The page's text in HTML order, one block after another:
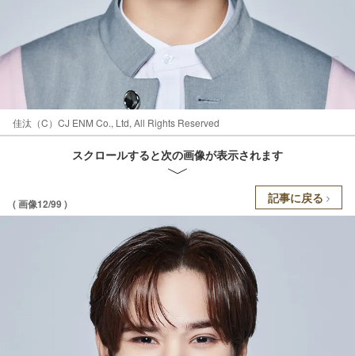
佳汰（C）CJ ENM Co., Ltd, All Rights Reserved
スクロールすると次の画像が表示されます
( 画像12/99 ) 記事に戻る